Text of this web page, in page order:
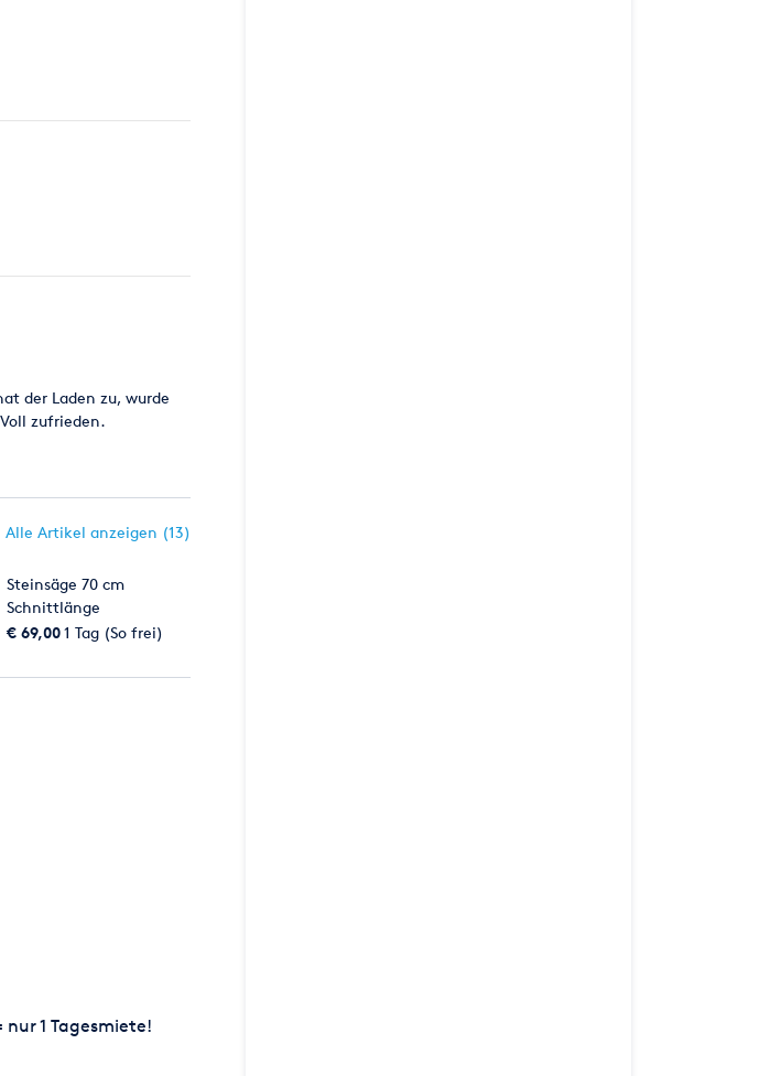
der Laden zu, wurde
zufrieden.
Alle Artikel anzeigen (13)
Steinsäge 70 cm
Schnittlänge
€ 69,001 Tag (So frei)
nur 1 Tagesmiete!